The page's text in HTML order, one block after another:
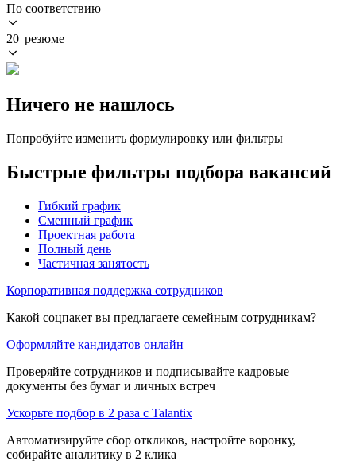
По соответствию
20 резюме
Ничего не нашлось
Попробуйте изменить формулировку или фильтры
Быстрые фильтры подбора вакансий
Гибкий график
Сменный график
Проектная работа
Полный день
Частичная занятость
Корпоративная поддержка сотрудников
Какой соцпакет вы предлагаете семейным сотрудникам?
Оформляйте кандидатов онлайн
Проверяйте сотрудников и подписывайте кадровые
документы без бумаг и личных встреч
Ускорьте подбор в 2 раза с Talantix
Автоматизируйте сбор откликов, настройте воронку,
собирайте аналитику в 2 клика